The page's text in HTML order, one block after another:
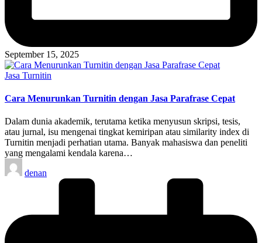
September 15, 2025
Posted
Jasa Turnitin
Cara Menurunkan Turnitin dengan Jasa Parafrase Cepat
Dalam dunia akademik, terutama ketika menyusun skripsi, tesis,
atau jurnal, isu mengenai tingkat kemiripan atau similarity index di
Turnitin menjadi perhatian utama. Banyak mahasiswa dan peneliti
yang mengalami kendala karena…
Posted
by
denan